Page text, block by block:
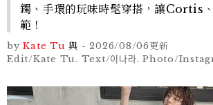
鐲、手環的玩味時髦穿搭，讓Cortis
範！
by Kate Tu 與 -2026/08/06更新
Edit/Kate Tu. Text/이나라. Photo/